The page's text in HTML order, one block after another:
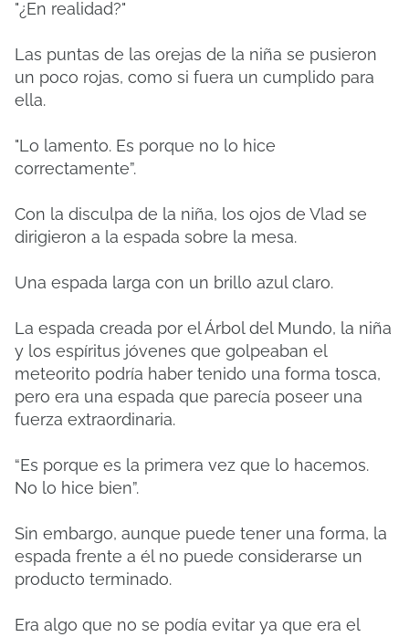
"¿En realidad?"
Las puntas de las orejas de la niña se pusieron
un poco rojas, como si fuera un cumplido para
ella.
"Lo lamento. Es porque no lo hice
correctamente”.
Con la disculpa de la niña, los ojos de Vlad se
dirigieron a la espada sobre la mesa.
Una espada larga con un brillo azul claro.
La espada creada por el Árbol del Mundo, la niña
y los espíritus jóvenes que golpeaban el
meteorito podría haber tenido una forma tosca,
pero era una espada que parecía poseer una
fuerza extraordinaria.
“Es porque es la primera vez que lo hacemos.
No lo hice bien”.
Sin embargo, aunque puede tener una forma, la
espada frente a él no puede considerarse un
producto terminado.
Era algo que no se podía evitar ya que era el